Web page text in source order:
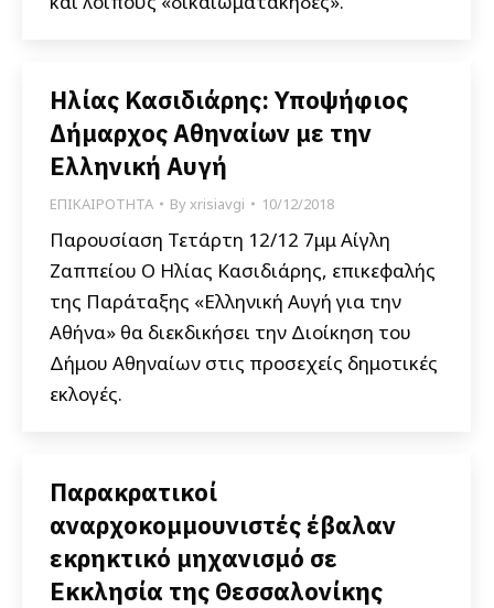
Ηλίας Κασιδιάρης: Υποψήφιος
Δήμαρχος Αθηναίων με την
Ελληνική Αυγή
ΕΠΙΚΑΙΡΟΤΗΤΑ Byxrisiavgi 10/12/2018
Παρουσίαση Τετάρτη 12/12 7μμ Αίγλη
Ζαππείου Ο Ηλίας Κασιδιάρης, επικεφαλής
της Παράταξης «Ελληνική Αυγή για την
Αθήνα» θα διεκδικήσει την Διοίκηση του
Δήμου Αθηναίων στις προσεχείς δημοτικές
εκλογές.
Παρακρατικοί
αναρχοκομμουνιστές έβαλαν
εκρηκτικό μηχανισμό σε
Εκκλησία της Θεσσαλονίκης